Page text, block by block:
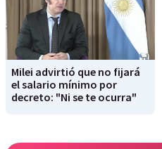
Milei advirtió que no fijará
el salario mínimo por
decreto: "Ni se te ocurra"